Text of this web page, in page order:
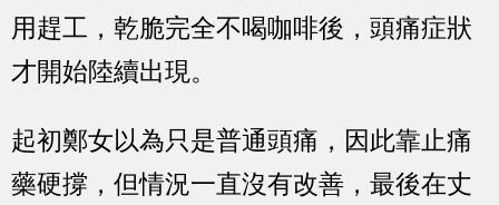
用趕工，乾脆完全不喝咖啡後，頭痛症狀
才開始陸續出現。
起初鄭女以為只是普通頭痛，因此靠止痛
藥硬撐，但情況一直沒有改善，最後在丈